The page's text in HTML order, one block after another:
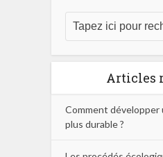
Articles
Comment développer
plus durable ?